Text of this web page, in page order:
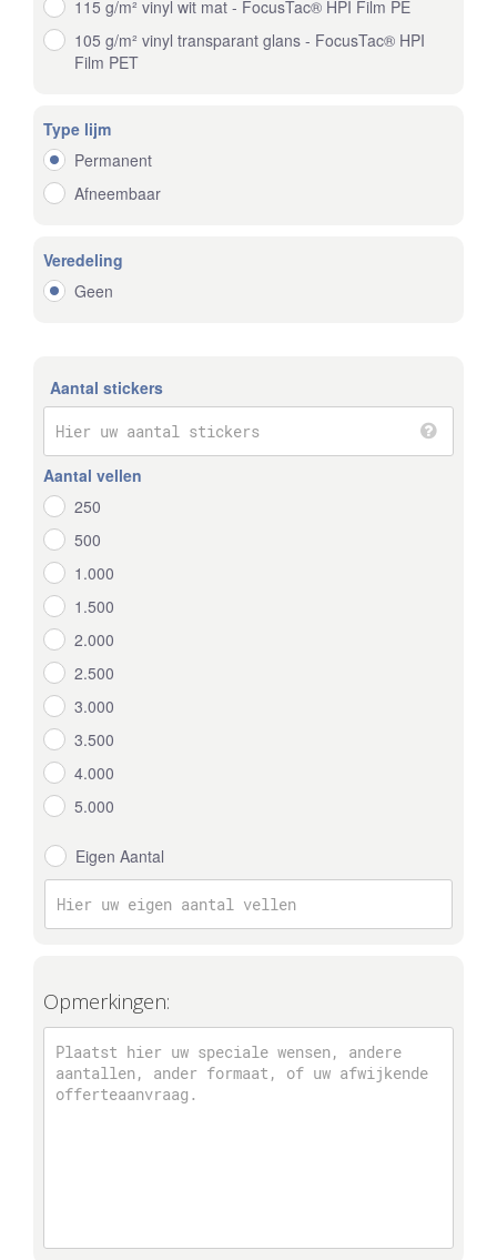
115 g/m² vinyl wit mat - FocusTac® HPI Film PE
105 g/m² vinyl transparant glans - FocusTac® HPI
Film PET
Type lijm
Permanent
Afneembaar
Veredeling
Geen
Aantal stickers
Aantal vellen
250
500
1.000
1.500
2.000
2.500
3.000
3.500
4.000
5.000
Eigen Aantal
Opmerkingen: